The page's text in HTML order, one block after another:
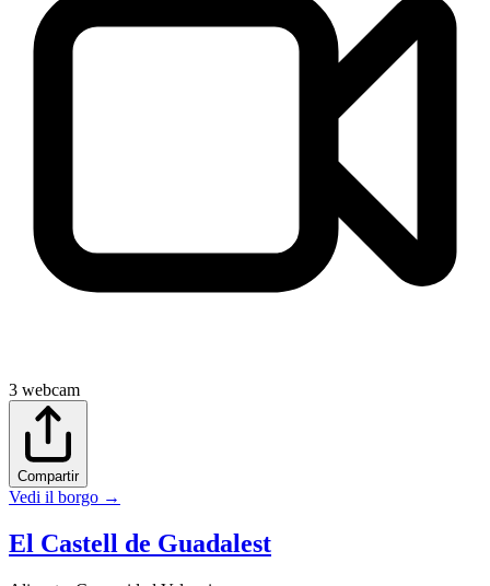
3 webcam
Compartir
Vedi il borgo →
El Castell de Guadalest